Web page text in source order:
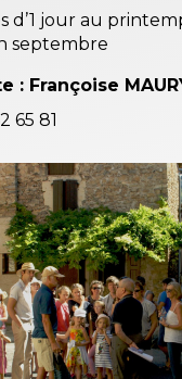
d’1 jour au
septembre
: Françoise
65 81